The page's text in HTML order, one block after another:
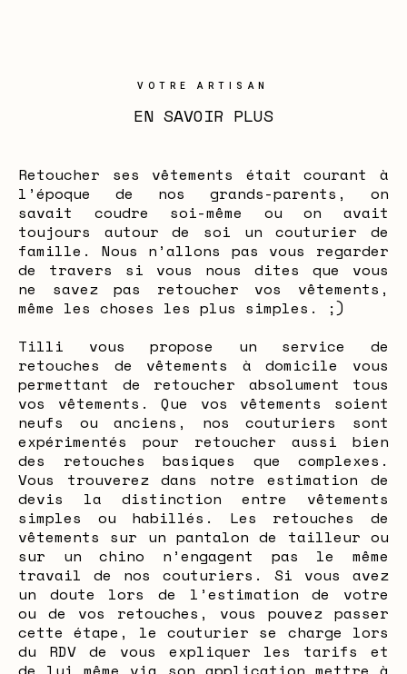
VOTRE ARTISAN
EN SAVOIR PLUS
Retoucher ses vêtements était courant à
l’époque de nos grands-parents, on
savait coudre soi-même ou on avait
toujours autour de soi un couturier de
famille. Nous n’allons pas vous regarder
de travers si vous nous dites que vous
ne savez pas retoucher vos vêtements,
même les choses les plus simples. ;)
Tilli vous propose un service de
retouches de vêtements à domicile vous
permettant de retoucher absolument tous
vos vêtements. Que vos vêtements soient
neufs ou anciens, nos couturiers sont
expérimentés pour retoucher aussi bien
des retouches basiques que complexes.
Vous trouverez dans notre estimation de
devis la distinction entre vêtements
simples ou habillés. Les retouches de
vêtements sur un pantalon de tailleur ou
sur un chino n’engagent pas le même
travail de nos couturiers. Si vous avez
un doute lors de l’estimation de votre
ou de vos retouches, vous pouvez passer
cette étape, le couturier se charge lors
du RDV de vous expliquer les tarifs et